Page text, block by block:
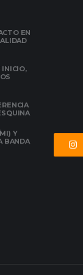
EN
INICIO,
Y
BANDA